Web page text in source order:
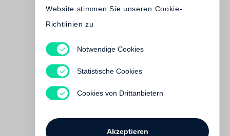
Henri Cartier-Bresson
Website stimmen Sie unseren Cookie-
Richtlinien zu
Notwendige Cookies
Statistische Cookies
Cookies von Drittanbietern
Akzeptieren